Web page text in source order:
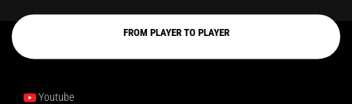
FROM PLAYER TO PLAYER
Youtube